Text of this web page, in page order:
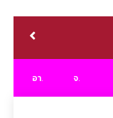
อา. จ.